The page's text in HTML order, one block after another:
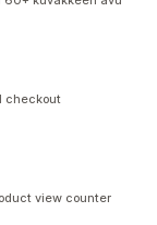
checkout
view counter